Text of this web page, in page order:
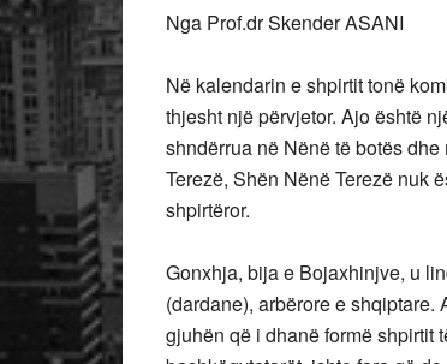
Nga Prof.dr Skender ASANI
Në kalendarin e shpirtit tonë
thjesht një përvjetor. Ajo është
shndërrua në Nënë të botës
Terezë, Shën Nënë Terezë nuk
shpirtëror.
Gonxhja, bija e Bojaxhinjve, u
(dardane), arbërore e
gjuhën që i dhanë formë shpirtit